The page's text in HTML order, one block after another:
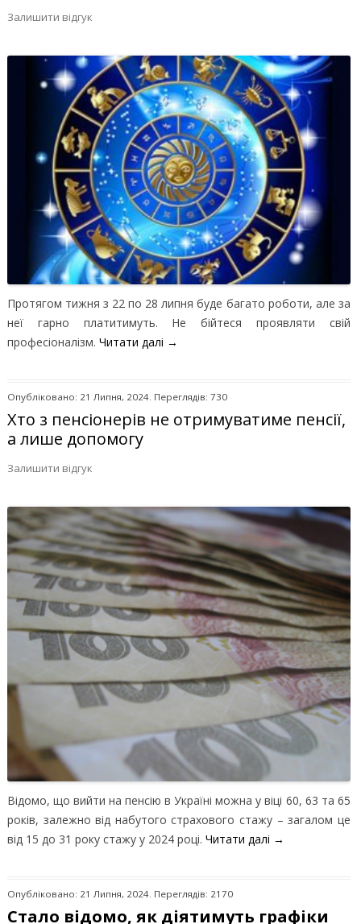
Залишити відгук
Протягом тижня з 22 по 28 липня буде багато роботи, але за
неї гарно платитимуть. Не бійтеся проявляти свій
професіоналізм. Читати далі →
Опубліковано: 21 Липня, 2024. Переглядів: 730
Хто з пенсіонерів не отримуватиме пенсії,
а лише допомогу
Залишити відгук
Відомо, що вийти на пенсію в Україні можна у віці 60, 63 та 65
років, залежно від набутого страхового стажу – загалом це
від 15 до 31 року стажу у 2024 році. Читати далі →
Опубліковано: 21 Липня, 2024. Переглядів: 2170
Стало відомо, як діятимуть графіки